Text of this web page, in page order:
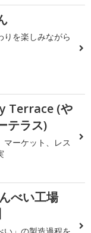
りを楽しみながら
Terrace (や
テラス)
マーケット、レス
べい工場